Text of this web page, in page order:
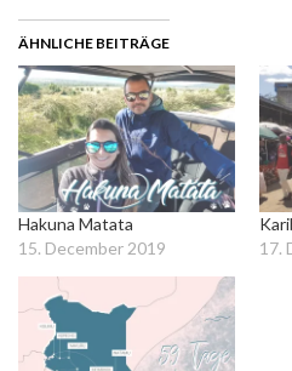
ÄHNLICHE BEITRÄGE
Hakuna Matata
15. December 2019
17.